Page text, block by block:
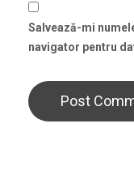
Salvează-mi
navigator pentru